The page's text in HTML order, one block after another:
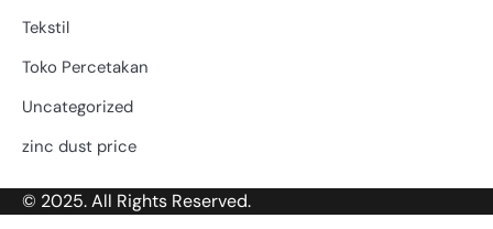
Tekstil
Toko Percetakan
Uncategorized
zinc dust price
© 2025. All Rights Reserved.